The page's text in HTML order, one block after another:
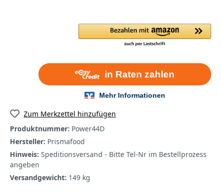
Zum Merkzettel hinzufügen
Produktnummer: Power44D
Hersteller: Prismafood
Hinweis: Speditionsversand - Bitte Tel-Nr im Bestellprozess
angeben
Versandgewicht: 149 kg